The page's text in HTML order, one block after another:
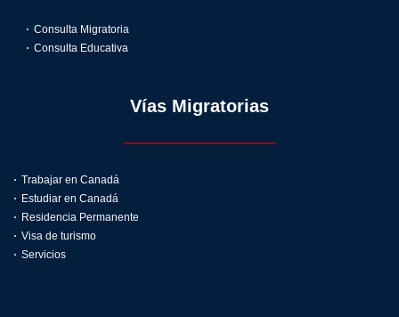
Vías Migratorias
Trabajar en Canadá
Estudiar en Canadá
Residencia Permanente
Visa de turismo
Servicios
Consulta Migratoria
Consulta Educativa